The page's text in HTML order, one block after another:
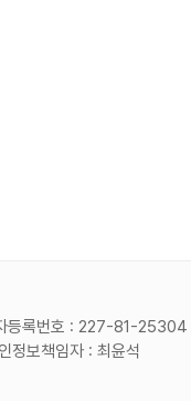
등록번호 : 227-81-25304
정보책임자 : 최윤석